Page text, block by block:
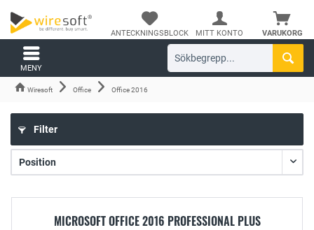
VARUKORG
ANTECKNINGSBLOCK MITT KONTO
MENY
Wiresoft Office Office 2016
Filter
MICROSOFT OFFICE 2016 PROFESSIONAL PLUS